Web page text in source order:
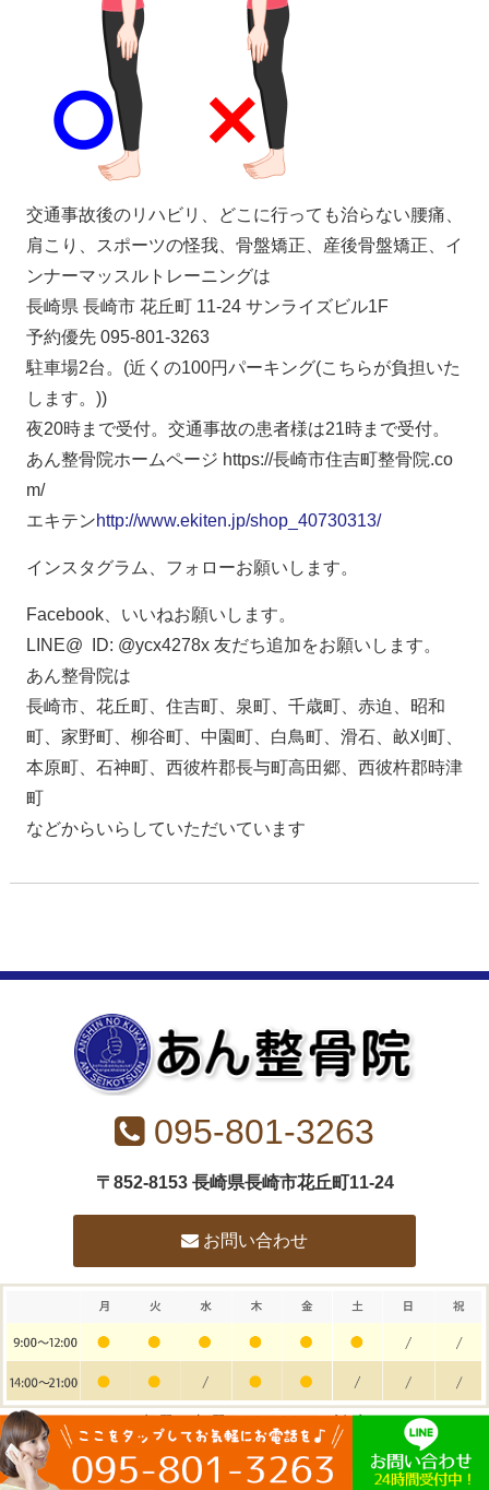
交通事故後のリハビリ、どこに行っても治らない腰痛、
肩こり、スポーツの怪我、骨盤矯正、産後骨盤矯正、イ
ンナーマッスルトレーニングは
長崎県 長崎市 花丘町 11-24 サンライズビル1F
予約優先 095-801-3263
駐車場2台。(近くの100円パーキング(こちらが負担いた
します。))
夜20時まで受付。交通事故の患者様は21時まで受付。
あん整骨院ホームページ https://長崎市住吉町整骨院.co
m/
エキテンhttp://www.ekiten.jp/shop_40730313/
インスタグラム、フォローお願いします。
Facebook、いいねお願いします。
LINE@ ID: @ycx4278x 友だち追加をお願いします。
あん整骨院は
長崎市、花丘町、住吉町、泉町、千歳町、赤迫、昭和
町、家野町、柳谷町、中園町、白鳥町、滑石、畝刈町、
本原町、石神町、西彼杵郡長与町高田郷、西彼杵郡時津
町
などからいらしていただいています
095-801-3263
〒852-8153 長崎県長崎市花丘町11-24
お問い合わせ
※水曜・土曜は13：00まで診療